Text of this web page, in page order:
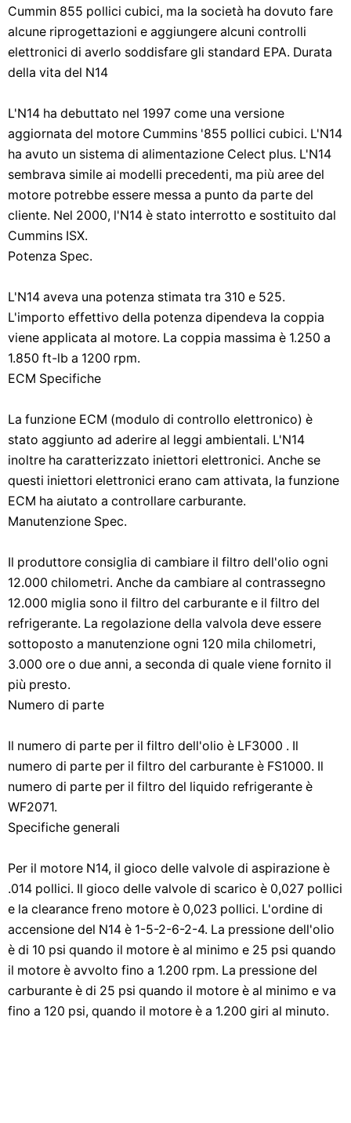
Cummin 855 pollici cubici, ma la società ha dovuto fare
alcune riprogettazioni e aggiungere alcuni controlli
elettronici di averlo soddisfare gli standard EPA. Durata
della vita del N14
L'N14 ha debuttato nel 1997 come una versione
aggiornata del motore Cummins '855 pollici cubici. L'N14
ha avuto un sistema di alimentazione Celect plus. L'N14
sembrava simile ai modelli precedenti, ma più aree del
motore potrebbe essere messa a punto da parte del
cliente. Nel 2000, l'N14 è stato interrotto e sostituito dal
Cummins ISX.
Potenza Spec.
L'N14 aveva una potenza stimata tra 310 e 525.
L'importo effettivo della potenza dipendeva la coppia
viene applicata al motore. La coppia massima è 1.250 a
1.850 ft-lb a 1200 rpm.
ECM Specifiche
La funzione ECM (modulo di controllo elettronico) è
stato aggiunto ad aderire al leggi ambientali. L'N14
inoltre ha caratterizzato iniettori elettronici. Anche se
questi iniettori elettronici erano cam attivata, la funzione
ECM ha aiutato a controllare carburante.
Manutenzione Spec.
Il produttore consiglia di cambiare il filtro dell'olio ogni
12.000 chilometri. Anche da cambiare al contrassegno
12.000 miglia sono il filtro del carburante e il filtro del
refrigerante. La regolazione della valvola deve essere
sottoposto a manutenzione ogni 120 mila chilometri,
3.000 ore o due anni, a seconda di quale viene fornito il
più presto.
Numero di parte
Il numero di parte per il filtro dell'olio è LF3000 . Il
numero di parte per il filtro del carburante è FS1000. Il
numero di parte per il filtro del liquido refrigerante è
WF2071.
Specifiche generali
Per il motore N14, il gioco delle valvole di aspirazione è
.014 pollici. Il gioco delle valvole di scarico è 0,027 pollici
e la clearance freno motore è 0,023 pollici. L'ordine di
accensione del N14 è 1-5-2-6-2-4. La pressione dell'olio
è di 10 psi quando il motore è al minimo e 25 psi quando
il motore è avvolto fino a 1.200 rpm. La pressione del
carburante è di 25 psi quando il motore è al minimo e va
fino a 120 psi, quando il motore è a 1.200 giri al minuto.